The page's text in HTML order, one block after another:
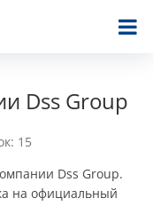
Dss Group
15
Dss Group.
на официальный